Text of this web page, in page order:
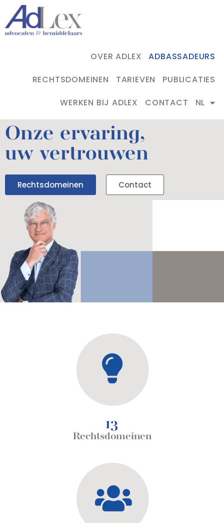
OVER ADLEX
ADBASSADEURS
RECHTSDOMEINEN
TARIEVEN
PUBLICATIES
WERKEN BIJ ADLEX
CONTACT NL
Onze ervaring,
uw vertrouwen
Rechtsdomeinen Contact
13
Rechtsdomeinen